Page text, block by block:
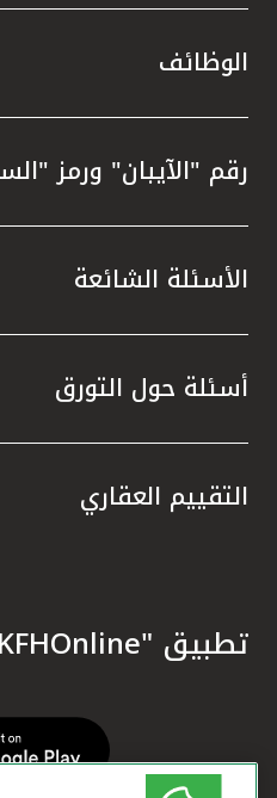
الوظائف
رقم "الآيبان" ورمز
الأسئلة الشائعة
أسئلة حول التورق
التقييم العقاري
تطبيق "KFHOnline" للهواتف الذكية